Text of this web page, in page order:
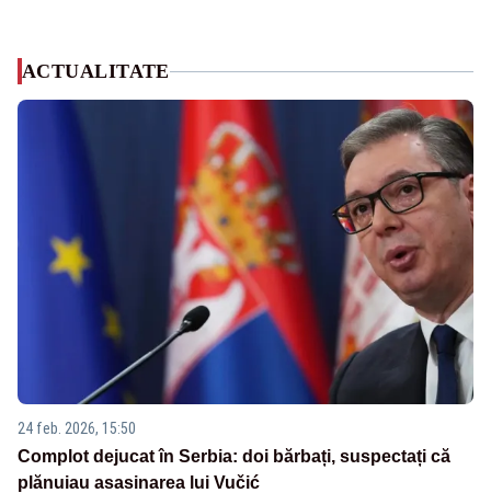
ACTUALITATE
24 feb. 2026, 15:50
Complot dejucat în Serbia: doi bărbați, suspectați că
plănuiau asasinarea lui Vučić